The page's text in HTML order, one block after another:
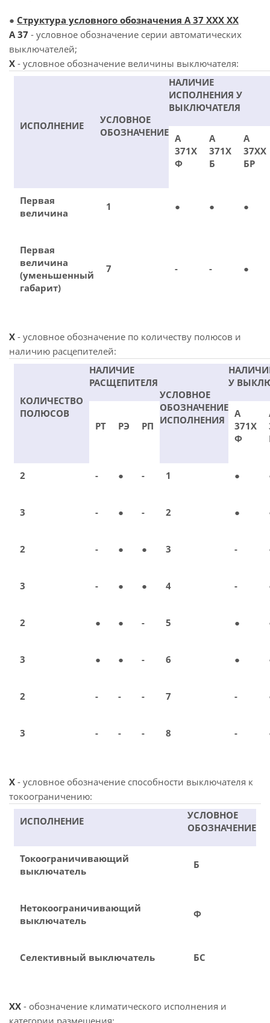
● Структура условного обозначения А 37 ХХХ ХХ
А 37 - условное обозначение серии автоматических
выключателей;
X - условное обозначение величины выключателя:
ИСПОЛНЕНИЕ
УСЛОВНОЕ
ОБОЗНАЧЕНИЕ
НАЛИЧИЕ
ИСПОЛНЕНИЯ У
ВЫКЛЮЧАТЕЛЯ
А
371Х
Ф
А
371Х
Б
А
37ХХ
БР
Первая
величина
1 ● ● ●
Первая
величина
(уменьшенный
габарит)
7 - - ●
X - условное обозначение по количеству полюсов и
наличию расцепителей:
КОЛИЧЕСТВО
ПОЛЮСОВ
НАЛИЧИЕ
РАСЩЕПИТЕЛЯ
УСЛОВНОЕ
ОБОЗНАЧЕНИЕ
ИСПОЛНЕНИЯ
У
РТ РЭ РП
А
371Х
Ф
2 - ● - 1 ●
3 - ● - 2 ●
2 - ● ● 3 -
3 - ● ● 4 -
2 ● ● - 5 ●
3 ● ● - 6 ●
2 - - - 7 -
3 - - - 8 -
X - условное обозначение способности выключателя к
токоограничению:
ИСПОЛНЕНИЕ
УСЛОВНОЕ
ОБОЗНАЧЕНИЕ
Токоограничивающий
выключатель
Б
Нетокоограничивающий
выключатель
Ф
Селективный выключатель БС
XX - обозначение климатического исполнения и
категории размещения: